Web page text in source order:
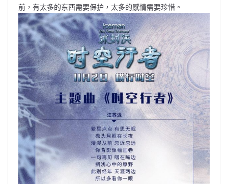
前，有太多的东西需要保护，太多的感情需要珍惜。